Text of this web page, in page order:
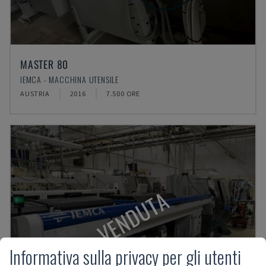
MASTER 80
IEMCA - MACCHINA UTENSILE
AUSTRIA 2016 7.500 ORE
VENDUTA
Informativa sulla privacy per gli utenti